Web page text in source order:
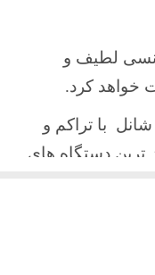
لطیف و
خواهد کرد.
با تراکم و
ترین دستگاه های
دوخته‌شده